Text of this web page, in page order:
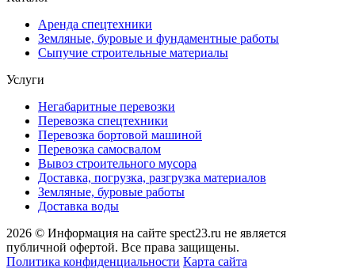
Аренда спецтехники
Земляные, буровые и фундаментные работы
Сыпучие строительные материалы
Услуги
Негабаритные перевозки
Перевозка спецтехники
Перевозка бортовой машиной
Перевозка самосвалом
Вывоз строительного мусора
Доставка, погрузка, разгрузка материалов
Земляные, буровые работы
Доставка воды
2026 © Информация на сайте spect23.ru не является
публичной офертой. Все права защищены.
Политика конфиденциальности Карта сайта